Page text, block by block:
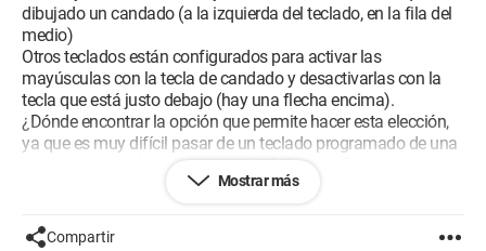
dibujado un candado (a la izquierda del teclado, en la fila del
medio)
Otros teclados están configurados para activar las
mayúsculas con la tecla de candado y desactivarlas con la
tecla que está justo debajo (hay una flecha encima).
¿Dónde encontrar la opción que permite hacer esta elección,
ya que es muy difícil pasar de un teclado programado de una
manera a un teclado programado de la otra...?
Esto se refiere a Windows XP y Vista, gracias
Mostrar más
Compartir